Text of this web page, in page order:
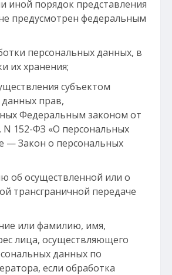
иной порядок представления
предусмотрен федеральным
персональных данных, в
их хранения;
субъектом
прав,
Федеральным законом от
N 152-ФЗ «О персональных
— Закон о персональных
об осуществленной или о
трансграничной передаче
или фамилию, имя,
лица, осуществляющего
данных по
если обработка